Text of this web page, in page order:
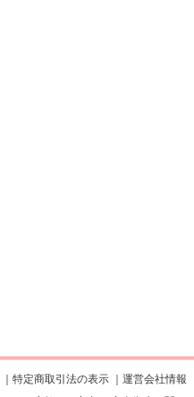
特定商取引法の表示
運営会社情報